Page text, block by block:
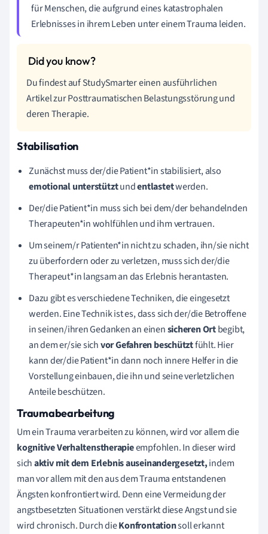
für Menschen, die aufgrund eines katastrophalen
Erlebnisses in ihrem Leben unter einem Trauma leiden.
Du findest auf StudySmarter einen ausführlichen
Artikel zur Posttraumatischen Belastungsstörung und
deren Therapie.
Stabilisation
Zunächst muss der/die Patient*in stabilisiert, also
emotional unterstütztundentlastetwerden.
Der/die Patient*in muss sich bei dem/der behandelnden
Therapeuten*in wohlfühlen und ihm vertrauen.
Um seinem/r Patienten*in nicht zu schaden, ihn/sie nicht
zu überfordern oder zu verletzen, muss sich der/die
Therapeut*in langsam an das Erlebnis herantasten.
Dazu gibt es verschiedene Techniken, die eingesetzt
werden. Eine Technik ist es, dass sich der/die Betroffene
in seinen/ihren Gedanken an einensicheren Ortbegibt,
an dem er/sie sichvor Gefahren beschütztfühlt. Hier
kann der/die Patient*in dann noch innere Helfer in die
Vorstellung einbauen, die ihn und seine verletzlichen
Anteile beschützen.
Traumabearbeitung
Um ein Trauma verarbeiten zu können, wird vor allem die
kognitive Verhaltenstherapieempfohlen. In dieser wird
sichaktiv mit dem Erlebnis auseinandergesetzt,indem
man vor allem mit den aus dem Trauma entstandenen
Ängsten konfrontiert wird. Denn eine Vermeidung der
angstbesetzten Situationen verstärkt diese Angst und sie
wird chronisch. Durch dieKonfrontationsoll erkannt